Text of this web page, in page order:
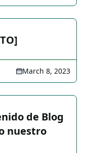
March 8, 2023
de Blog
nuestro